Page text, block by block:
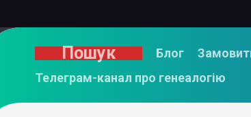
Пошук Блог
Телеграм-канал про генеалогію